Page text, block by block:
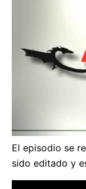
El episodio se
sido editado y